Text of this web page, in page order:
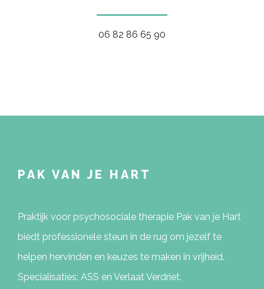
06 82 86 65 90
PAK VAN JE HART
Praktijk voor psychosociale therapie Pak van je Hart
biedt professionele steun in de rug om jezelf te
helpen hervinden en keuzes te maken in vrijheid.
Specialisaties: ASS en Verlaat Verdriet.